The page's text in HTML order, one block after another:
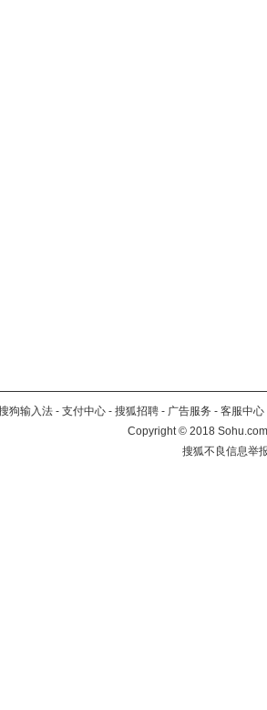
狗输入法 - 支付中心 - 搜狐招聘 - 广告服务 - 客服中心
Copyright©2018
搜狐不良信息举